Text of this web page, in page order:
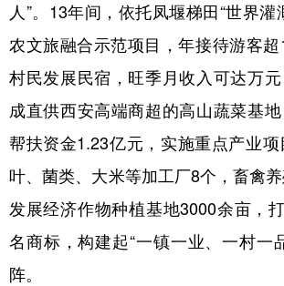
人”。13年间，依托凤堰梯田“世界灌
农文旅融合示范项目，年接待游客
村民发展民宿，旺季月收入可达万
成直供西安高端商超的高山蔬菜基
帮扶资金1.23亿元，实施重点产业
叶、菌类、大米等加工厂8个，畜禽
发展经济作物种植基地3000余亩，
名商标，构建起“一镇一业、一村一
阵。